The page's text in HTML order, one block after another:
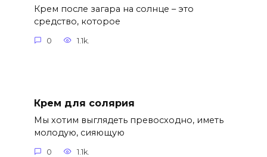
Крем после загара на солнце – это
средство, которое
0 1.1k.
Крем для солярия
Мы хотим выглядеть превосходно, иметь
молодую, сияющую
0 1.1k.